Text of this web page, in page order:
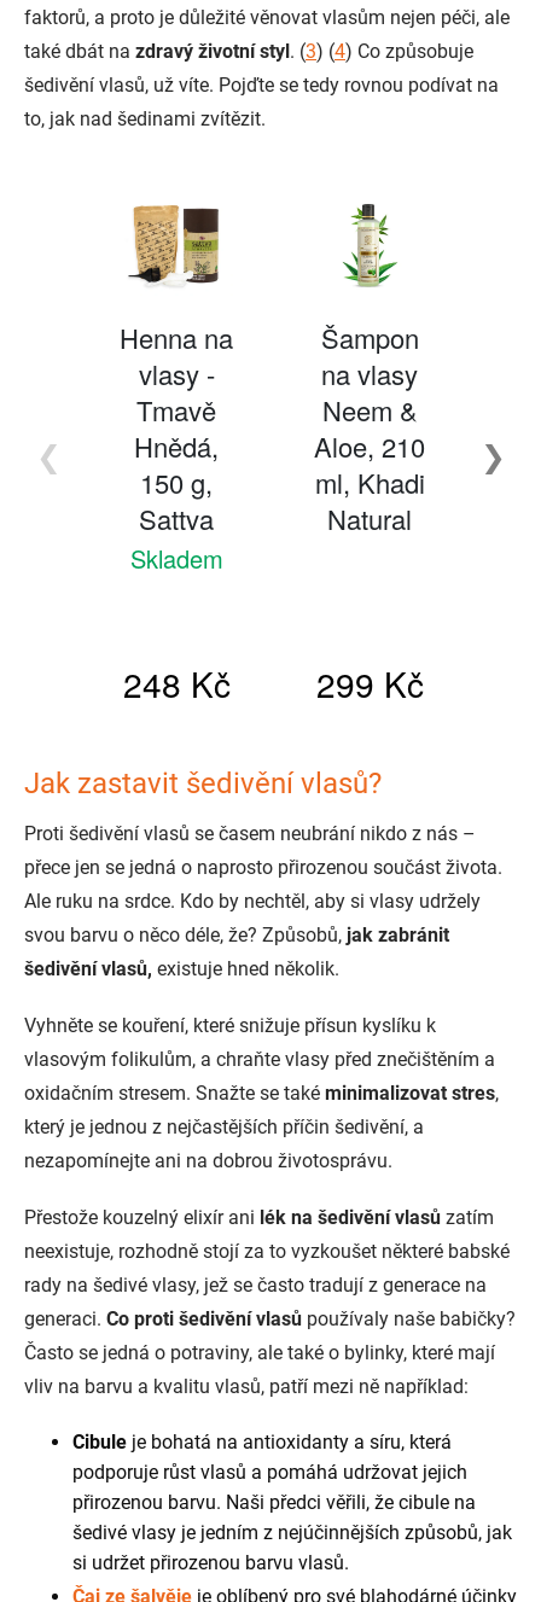
faktorů, a proto je důležité věnovat vlasům nejen péči, ale
také dbát na zdravý životní styl. (3) (4) Co způsobuje
šedivění vlasů, už víte. Pojďte se tedy rovnou podívat na
to, jak nad šedinami zvítězit.
Jak zastavit šedivění vlasů?
Proti šedivění vlasů se časem neubrání nikdo z nás –
přece jen se jedná o naprosto přirozenou součást života.
Ale ruku na srdce. Kdo by nechtěl, aby si vlasy udržely
svou barvu o něco déle, že? Způsobů, jak zabránit
šedivění vlasů, existuje hned několik.
Vyhněte se kouření, které snižuje přísun kyslíku k
vlasovým folikulům, a chraňte vlasy před znečištěním a
oxidačním stresem. Snažte se také minimalizovat stres,
který je jednou z nejčastějších příčin šedivění, a
nezapomínejte ani na dobrou životosprávu.
Přestože kouzelný elixír ani lék na šedivění vlasů zatím
neexistuje, rozhodně stojí za to vyzkoušet některé babské
rady na šedivé vlasy, jež se často tradují z generace na
generaci. Co proti šedivění vlasů používaly naše babičky?
Často se jedná o potraviny, ale také o bylinky, které mají
vliv na barvu a kvalitu vlasů, patří mezi ně například:
Cibule je bohatá na antioxidanty a síru, která
podporuje růst vlasů a pomáhá udržovat jejich
přirozenou barvu. Naši předci věřili, že cibule na
šedivé vlasy je jedním z nejúčinnějších způsobů, jak
si udržet přirozenou barvu vlasů.
Čaj ze šalvěje je oblíbený pro své blahodárné účinky